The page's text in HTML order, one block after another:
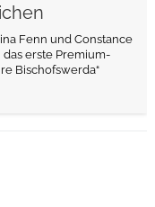
Fenn und Constance
das erste Premium-
Bischofswerda“